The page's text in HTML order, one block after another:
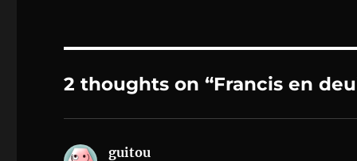
2 thoughts on “Francis en
guitou